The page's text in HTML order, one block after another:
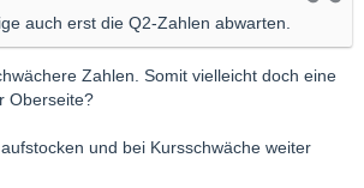
auch erst die Q2-Zahlen abwarten.
Zahlen. Somit vielleicht doch eine
Oberseite?
und bei Kursschwäche weiter